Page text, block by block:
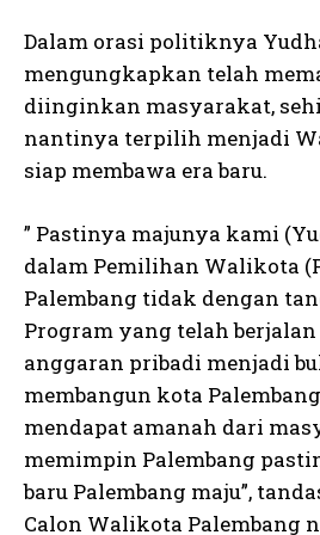
Dalam orasi politiknya
mengungkapkan telah
diinginkan masyarakat,
nantinya terpilih menjadi
siap membawa era baru.
” Pastinya majunya kami
dalam Pemilihan Walikota
Palembang tidak dengan
Program yang telah berjalan
anggaran pribadi menjadi
membangun kota
mendapat amanah dari
memimpin Palembang
baru Palembang maju”,
Calon Walikota Palembang